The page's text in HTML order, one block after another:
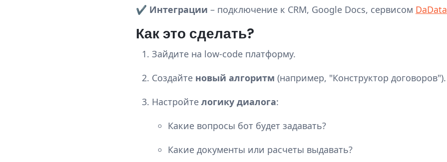
✔ Интеграции – подключение к CRM, Google Docs, сервисом DaData
Как это сделать?
Зайдите на low-code платформу.
Создайте новый алгоритм (например, "Конструктор договоров").
Настройте логику диалога:
Какие вопросы бот будет задавать?
Какие документы или расчеты выдавать?